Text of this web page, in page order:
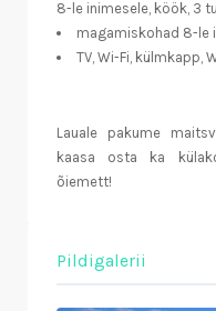
8-le inimesele, köök, 3
magamiskohad 8-le
TV, Wi-Fi, külmkapp,
Lauale pakume
kaasa osta ka
õiemett!
Pildigalerii